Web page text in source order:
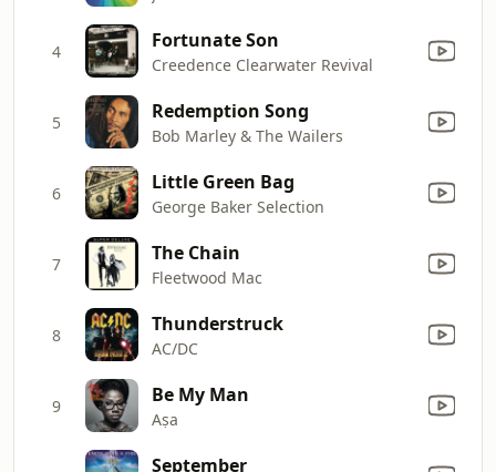
4 Fortunate Son
Creedence Clearwater Revival
5 Redemption Song
Bob Marley & The Wailers
6 Little Green Bag
George Baker Selection
7 The Chain
Fleetwood Mac
8 Thunderstruck
AC/DC
9 Be My Man
Aṣa
September